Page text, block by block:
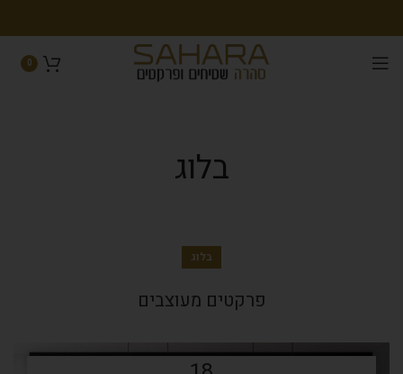
0
בלוג
בלוג
פרקטים מעוצבים